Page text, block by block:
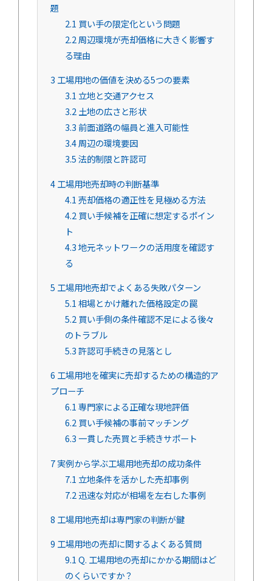
題
2.1 買い手の限定化という問題
2.2周辺環境が売却価格に大きく影響す
る理由
3 工場用地の価値を決める5つの要素
3.1 立地と交通アクセス
3.2土地の広さと形状
3.3 前面道路の幅員と進入可能性
3.4周辺の環境要因
3.5法的制限と許認可
4工場用地売却時の判断基準
4.1売却価格の適正性を見極める方法
4.2 買い手候補を正確に想定するポイン
ト
4.3地元ネットワークの活用度を確認す
る
5 工場用地売却でよくある失敗パターン
5.1相場とかけ離れた価格設定の罠
5.2 買い手側の条件確認不足による後々
のトラブル
5.3許認可手続きの見落とし
6 工場用地を確実に売却するための構造的ア
プローチ
6.1専門家による正確な現地評価
6.2 買い手候補の事前マッチング
6.3一貫した売買と手続きサポート
7実例から学ぶ工場用地売却の成功条件
7.1 立地条件を活かした売却事例
7.2迅速な対応が相場を左右した事例
8 工場用地売却は専門家の判断が鍵
9 工場用地の売却に関するよくある質問
9.1Q. 工場用地の売却にかかる期間はど
のくらいですか？